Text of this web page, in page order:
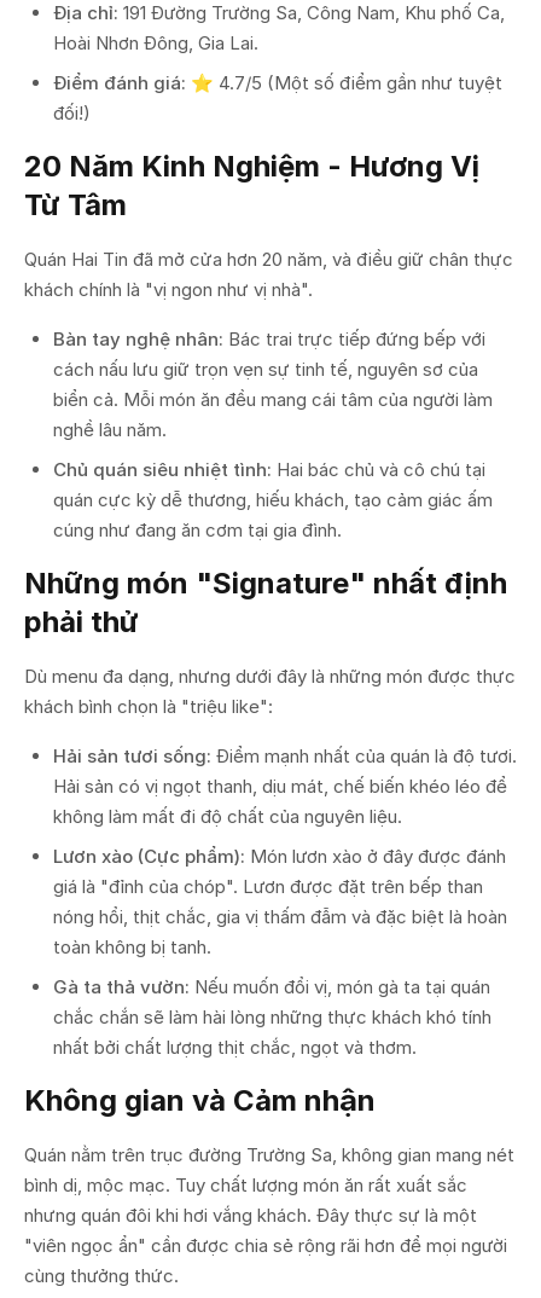
Địa chỉ: 191 Đường Trường Sa, Công Nam, Khu phố Ca,
Hoài Nhơn Đông, Gia Lai.
Điểm đánh giá: ⭐ 4.7/5 (Một số điểm gần như tuyệt
đối!)
20 Năm Kinh Nghiệm - Hương Vị
Từ Tâm
Quán Hai Tin đã mở cửa hơn 20 năm, và điều giữ chân thực
khách chính là "vị ngon như vị nhà".
Bàn tay nghệ nhân: Bác trai trực tiếp đứng bếp với
cách nấu lưu giữ trọn vẹn sự tinh tế, nguyên sơ của
biển cả. Mỗi món ăn đều mang cái tâm của người làm
nghề lâu năm.
Chủ quán siêu nhiệt tình: Hai bác chủ và cô chú tại
quán cực kỳ dễ thương, hiếu khách, tạo cảm giác ấm
cúng như đang ăn cơm tại gia đình.
Những món "Signature" nhất định
phải thử
Dù menu đa dạng, nhưng dưới đây là những món được thực
khách bình chọn là "triệu like":
Hải sản tươi sống: Điểm mạnh nhất của quán là độ tươi.
Hải sản có vị ngọt thanh, dịu mát, chế biến khéo léo để
không làm mất đi độ chất của nguyên liệu.
Lươn xào (Cực phẩm): Món lươn xào ở đây được đánh
giá là "đỉnh của chóp". Lươn được đặt trên bếp than
nóng hổi, thịt chắc, gia vị thấm đẫm và đặc biệt là hoàn
toàn không bị tanh.
Gà ta thả vườn: Nếu muốn đổi vị, món gà ta tại quán
chắc chắn sẽ làm hài lòng những thực khách khó tính
nhất bởi chất lượng thịt chắc, ngọt và thơm.
Không gian và Cảm nhận
Quán nằm trên trục đường Trường Sa, không gian mang nét
bình dị, mộc mạc. Tuy chất lượng món ăn rất xuất sắc
nhưng quán đôi khi hơi vắng khách. Đây thực sự là một
"viên ngọc ẩn" cần được chia sẻ rộng rãi hơn để mọi người
cùng thưởng thức.